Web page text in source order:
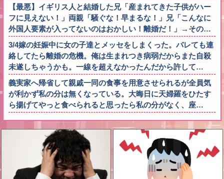
【最悪】イギリス人と結婚した兄「産まれてきた子供がハー
フに見えない！」両親「騒ぐな！早まるな！」兄「こんなに
外国人要素が入ってないのはおかしい！離婚だ！」→その…
3/4嫁の妊娠中に女の子達とメッセをしまくった。バレても連
絡してたら離婚の危機。俺は生まれつき病弱だからまた自殺
未遂しちゃうかも。一線を超えなかったんだから許して…
義実家へ帰省して親戚一同の食事を用意させられるが全員気
が利かず私の分は無くなっている。大晦日に天婦羅をひたす
ら揚げてやっと食べられると思ったら私の分がなく、座…